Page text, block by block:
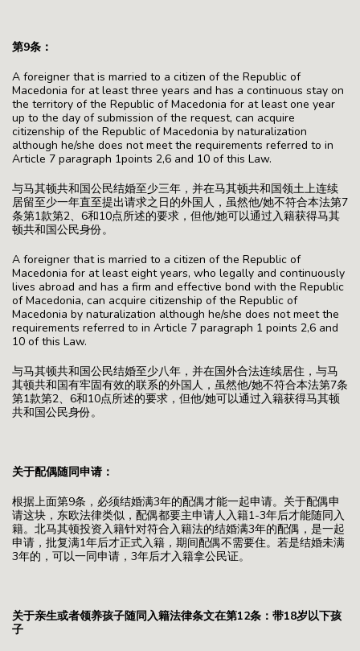
第9条：
A foreigner that is married to a citizen of the Republic of
Macedonia for at least three years and has a continuous stay on
the territory of the Republic of Macedonia for at least one year
up to the day of submission of the request, can acquire
citizenship of the Republic of Macedonia by naturalization
although he/she does not meet the requirements referred to in
Article 7 paragraph 1points 2,6 and 10 of this Law.
与马其顿共和国公民结婚至少三年，并在马其顿共和国领土上连续
居留至少一年直至提出请求之日的外国人，虽然他/她不符合本法第7
条第1款第2、6和10点所述的要求，但他/她可以通过入籍获得马其
顿共和国公民身份。
A foreigner that is married to a citizen of the Republic of
Macedonia for at least eight years, who legally and continuously
lives abroad and has a firm and effective bond with the Republic
of Macedonia, can acquire citizenship of the Republic of
Macedonia by naturalization although he/she does not meet the
requirements referred to in Article 7 paragraph 1 points 2,6 and
10 of this Law.
与马其顿共和国公民结婚至少八年，并在国外合法连续居住，与马
其顿共和国有牢固有效的联系的外国人，虽然他/她不符合本法第7条
第1款第2、6和10点所述的要求，但他/她可以通过入籍获得马其顿
共和国公民身份。
关于配偶随同申请：
根据上面第9条，必须结婚满3年的配偶才能一起申请。关于配偶申
请这块，东欧法律类似，配偶都要主申请人入籍1-3年后才能随同入
籍。北马其顿投资入籍针对符合入籍法的结婚满3年的配偶，是一起
申请，批复满1年后才正式入籍，期间配偶不需要住。若是结婚未满
3年的，可以一同申请，3年后才入籍拿公民证。
关于亲生或者领养孩子随同入籍法律条文在第12条：带18岁以下孩
子